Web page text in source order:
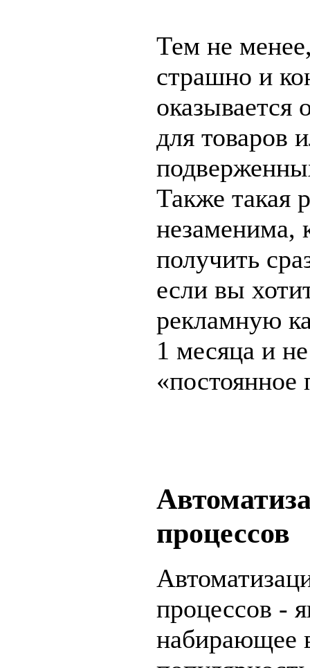
Тем не
страшно и
оказывается
для товаров
Также такая
незаменима,
получить
если вы
рекламную
1 месяца и
процессов
процессов -
набирающее